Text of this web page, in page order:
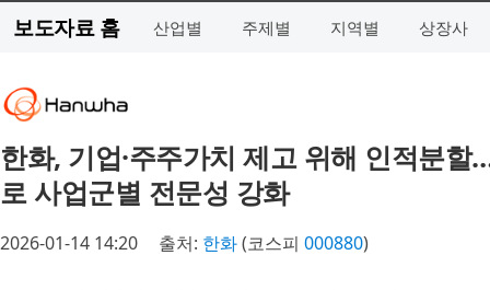
보도자료 홈 산업별 주제별 지역별 상장사
한화, 기업·주주가치 제고 위해 인적분
로 사업군별 전문성 강화
2026-01-14 14:20 출처: 한화(코스피 000880)